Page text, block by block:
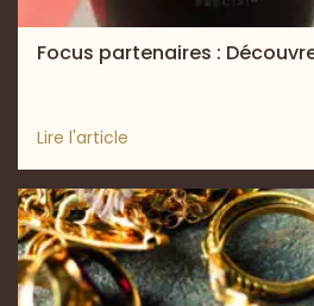
Focus partenaires :
Lire l'article